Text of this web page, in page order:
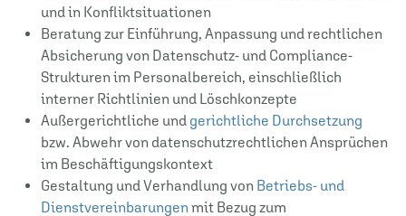
und in Konfliktsituationen
Beratung zur Einführung, Anpassung und rechtlichen
Absicherung von Datenschutz- und Compliance-
Strukturen im Personalbereich, einschließlich
interner Richtlinien und Löschkonzepte
Außergerichtliche und gerichtliche Durchsetzung
bzw. Abwehr von datenschutzrechtlichen Ansprüchen
im Beschäftigungskontext
Gestaltung und Verhandlung von Betriebs- und
Dienstvereinbarungen mit Bezug zum